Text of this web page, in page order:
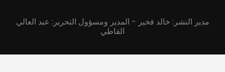
مدير النشر: خالد فخير - المدير ومسؤول التحرير: عبد العالي
القاطي